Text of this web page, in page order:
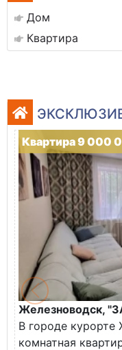
Дом
Квартира
Квартира 9 000
Железноводск,
В городе курорте
комнатная